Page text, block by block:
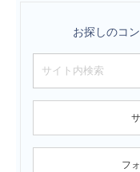
お探しのコ
フ